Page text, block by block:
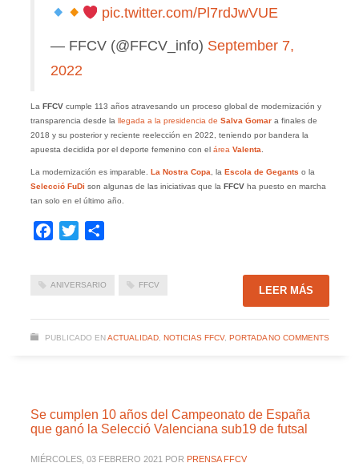
pic.twitter.com/Pl7rdJwVUE
— FFCV (@FFCV_info) September 7,
2022
La FFCVcumple 113 años atravesando un proceso global de modernización y
transparencia desde la llegada a la presidencia de Salva Gomara finales de
2018 y su posterior y reciente reelección en 2022, teniendo por bandera la
apuesta decidida por el deporte femenino con el área Valenta
La modernización es imparable. La Nostra Copa , la Escola de Gegants o la
Selecció FuDi son algunas de las iniciativas que la FFCVha puesto en marcha
tan solo en el último año.
Facebook
Twitter
ANIVERSARIO FFCV LEER MÁS
PUBLICADO EN ACTUALIDAD, NOTICIAS FFCV, PORTADANO COMMENTS
Se cumplen 10 años del Campeonato de España
que ganó la Selecció Valenciana sub19 de futsal
MIÉRCOLES, 03 FEBRERO 2021 POR PRENSA FFCV